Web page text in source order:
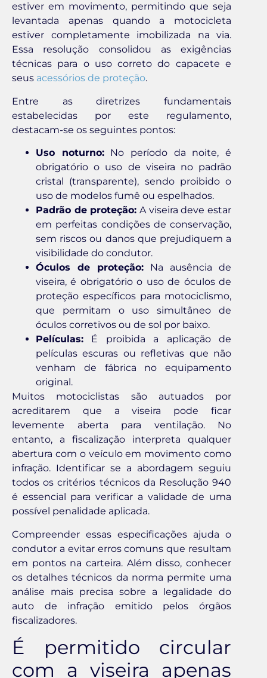
estiver em movimento, permitindo que seja
levantada apenas quando a motocicleta
estiver completamente imobilizada na via.
Essa resolução consolidou as exigências
técnicas para o uso correto do capacete e
seus acessórios de proteção.
Entre as diretrizes fundamentais
estabelecidas por este regulamento,
destacam-se os seguintes pontos:
Uso noturno:No período da noite, é
obrigatório o uso de viseira no padrão
cristal (transparente), sendo proibido o
uso de modelos fumê ou espelhados.
Padrão de proteção: A viseira deve estar
em perfeitas condições de conservação,
sem riscos ou danos que prejudiquem a
visibilidade do condutor.
Óculos de proteção: Na ausência de
viseira, é obrigatório o uso de óculos de
proteção específicos para motociclismo,
que permitam o uso simultâneo de
óculos corretivos ou de sol por baixo.
Películas: É proibida a aplicação de
películas escuras ou refletivas que não
venham de fábrica no equipamento
original.
Muitos motociclistas são autuados por
acreditarem que a viseira pode ficar
levemente aberta para ventilação. No
entanto, a fiscalização interpreta qualquer
abertura com o veículo em movimento como
infração. Identificar se a abordagem seguiu
todos os critérios técnicos da Resolução 940
é essencial para verificar a validade de uma
possível penalidade aplicada.
Compreender essas especificações ajuda o
condutor a evitar erros comuns que resultam
em pontos na carteira. Além disso, conhecer
os detalhes técnicos da norma permite uma
análise mais precisa sobre a legalidade do
auto de infração emitido pelos órgãos
fiscalizadores.
É permitido circular
com a viseira apenas